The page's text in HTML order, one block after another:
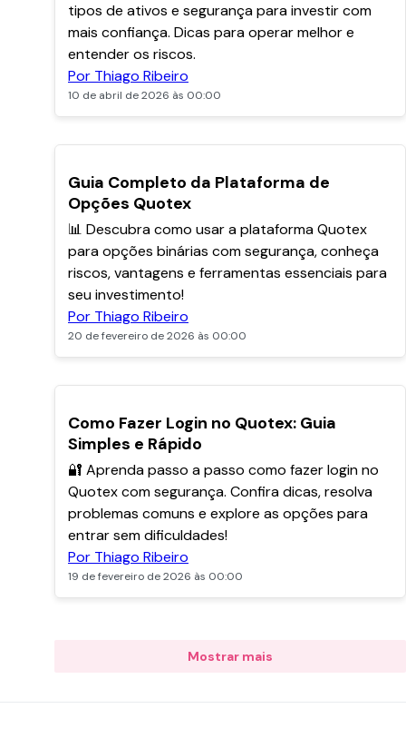
tipos de ativos e segurança para investir com
mais confiança. Dicas para operar melhor e
entender os riscos.
Por Thiago Ribeiro
10 de abril de 2026 às 00:00
POPULARES
Guia Completo da Plataforma de
Opções Quotex
📊 Descubra como usar a plataforma Quotex
para opções binárias com segurança, conheça
riscos, vantagens e ferramentas essenciais para
seu investimento!
Por Thiago Ribeiro
20 de fevereiro de 2026 às 00:00
POPULARES
Como Fazer Login no Quotex: Guia
Simples e Rápido
🔐 Aprenda passo a passo como fazer login no
Quotex com segurança. Confira dicas, resolva
problemas comuns e explore as opções para
entrar sem dificuldades!
Por Thiago Ribeiro
19 de fevereiro de 2026 às 00:00
Mostrar mais